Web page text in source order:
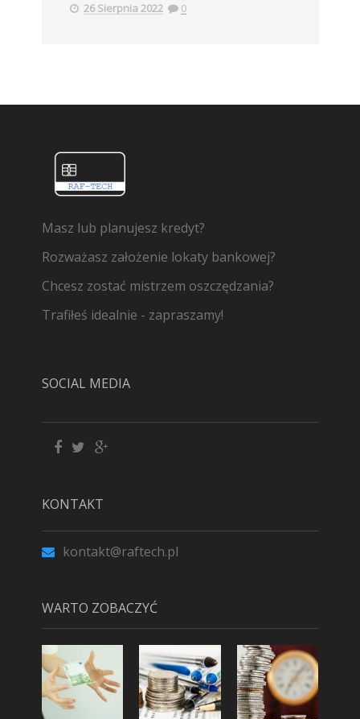
26 Sierpnia 2022 0
Masz lub planujesz kredyt?
Rozważasz założenie lokaty bankowej?
Chcesz zostać mistrzem oszczędzania?
Trafiłeś idealnie - zapraszamy!
SOCIAL MEDIA
KONTAKT
kontakt@raftech.pl
WARTO ZOBACZYĆ